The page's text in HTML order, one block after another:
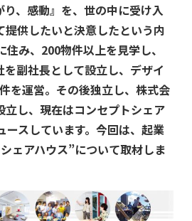
り、感動』を、世の中に受け入
供したいと決意したという内
み、200物件以上を見学し、
副社長として設立し、デザイ
を運営。その後独立し、株式会
立し、現在はコンセプトシェア
ースしています。今回は、起業
ェアハウス”について取材しま